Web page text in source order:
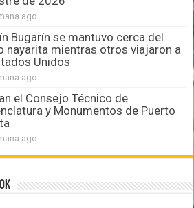
ago
Bugarín se mantuvo cerca del
nayarita mientras otros viajaron a
Unidos
ago
el Consejo Técnico de
y Monumentos de Puerto
ago